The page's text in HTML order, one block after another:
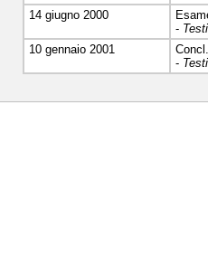
14 giugno 2000
- Testi
10 gennaio 2001
- Testi